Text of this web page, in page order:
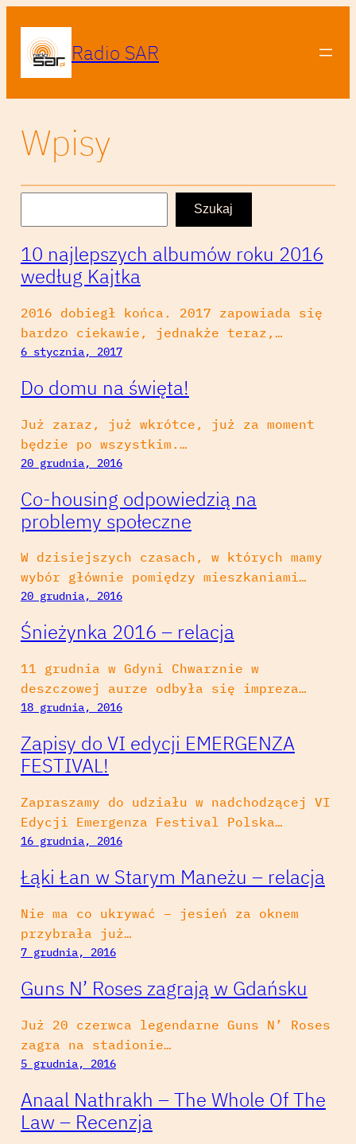
Radio SAR
Wpisy
k
a
Szukaj
10 najlepszych albumów roku 2016
według Kajtka
2016 dobiegł końca. 2017 zapowiada się
bardzo ciekawie, jednakże teraz,…
6 stycznia, 2017
Do domu na święta!
Już zaraz, już wkrótce, już za moment
będzie po wszystkim.…
20 grudnia, 2016
Co-housing odpowiedzią na
problemy społeczne
W dzisiejszych czasach, w których mamy
wybór głównie pomiędzy mieszkaniami…
20 grudnia, 2016
Śnieżynka 2016 – relacja
11 grudnia w Gdyni Chwarznie w
deszczowej aurze odbyła się impreza…
18 grudnia, 2016
Zapisy do VI edycji EMERGENZA
FESTIVAL!
Zapraszamy do udziału w nadchodzącej VI
Edycji Emergenza Festival Polska…
16 grudnia, 2016
Łąki Łan w Starym Maneżu – relacja
Nie ma co ukrywać – jesień za oknem
przybrała już…
7 grudnia, 2016
Guns N’ Roses zagrają w Gdańsku
Już 20 czerwca legendarne Guns N’ Roses
zagra na stadionie…
5 grudnia, 2016
Anaal Nathrakh – The Whole Of The
Law – Recenzja